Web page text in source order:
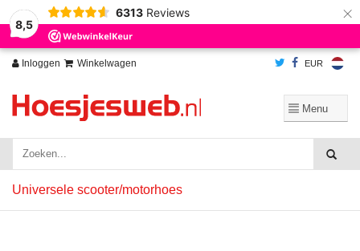
8,5
6313 Reviews ×
Inloggen Winkelwagen EUR
Universele scooter/motorhoes
Wij slaan cookies op om onze website te verbeteren. Is dat akkoord?
Ja
Nee